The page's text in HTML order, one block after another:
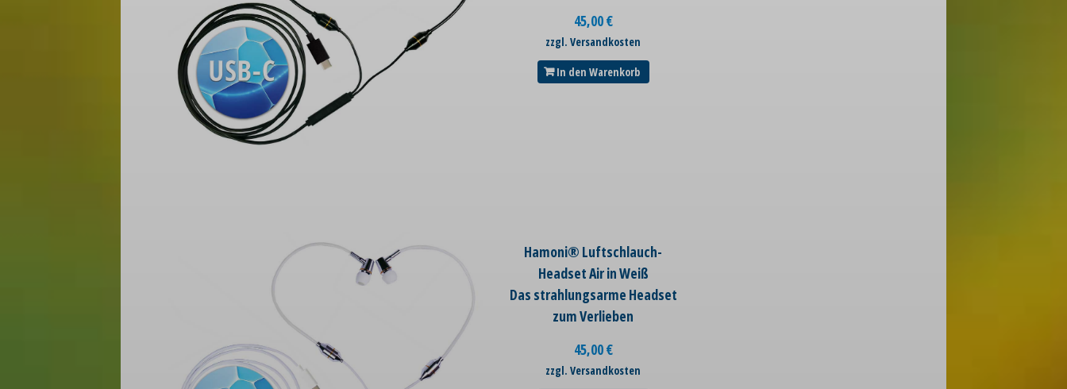
45,00€
zzgl. Versandkosten
In den Warenkorb
Hamoni® Luftschlauch-
Headset Air in Weiß
Das strahlungsarme Headset
zum Verlieben
45,00€
zzgl. Versandkosten